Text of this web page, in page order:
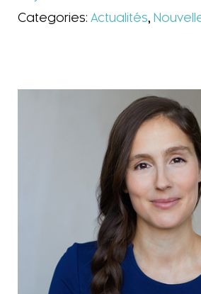
Categories: Actualités,